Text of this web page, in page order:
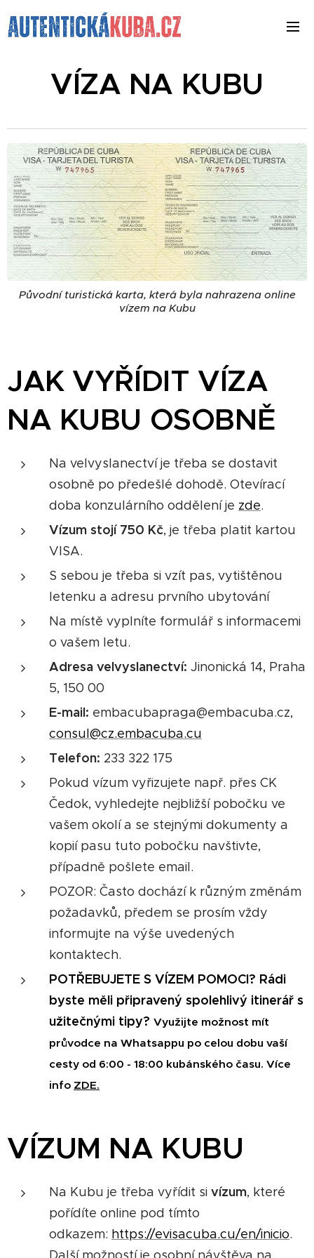
VÍZA NA KUBU
Původní turistická karta, která byla nahrazena online
vízem na Kubu
JAK VYŘÍDIT VÍZA
NA KUBU OSOBNĚ
Na velvyslanectví je třeba se dostavit
osobně po předešlé dohodě. Otevírací
doba konzulárního oddělení je zde.
Vízum stojí 750 Kč, je třeba platit kartou
VISA.
S sebou je třeba si vzít pas, vytištěnou
letenku a adresu prvního ubytování
Na místě vyplníte formulář s informacemi
o vašem letu.
Adresa velvyslanectví: Jinonická 14, Praha
5, 150 00
E-mail: embacuba­praga@embacuba­.cz,
consul@cz.embacuba.cu
Telefon: 233 322 175
Pokud vízum vyřizujete např. přes CK
Čedok, vyhledejte nejbližší pobočku ve
vašem okolí a se stejnými dokumenty a
kopií pasu tuto pobočku navštivte,
případně pošlete email.
POZOR: Často dochází k různým změnám
požadavků, předem se prosím vždy
informujte na výše uvedených
kontaktech.
POTŘEBUJETE S VÍZEM POMOCI? Rádi
byste měli připravený spolehlivý itinerář s
užitečnými tipy? Využijte možnost mít
průvodce na Whatsappu po celou dobu vaší
cesty od 6:00 - 18:00 kubánského času. Více
info ZDE.
VÍZUM NA KUBU
Na Kubu je třeba vyřídit si vízum, které
pořídíte online pod tímto
odkazem: https://evisacuba.cu/en/inicio.